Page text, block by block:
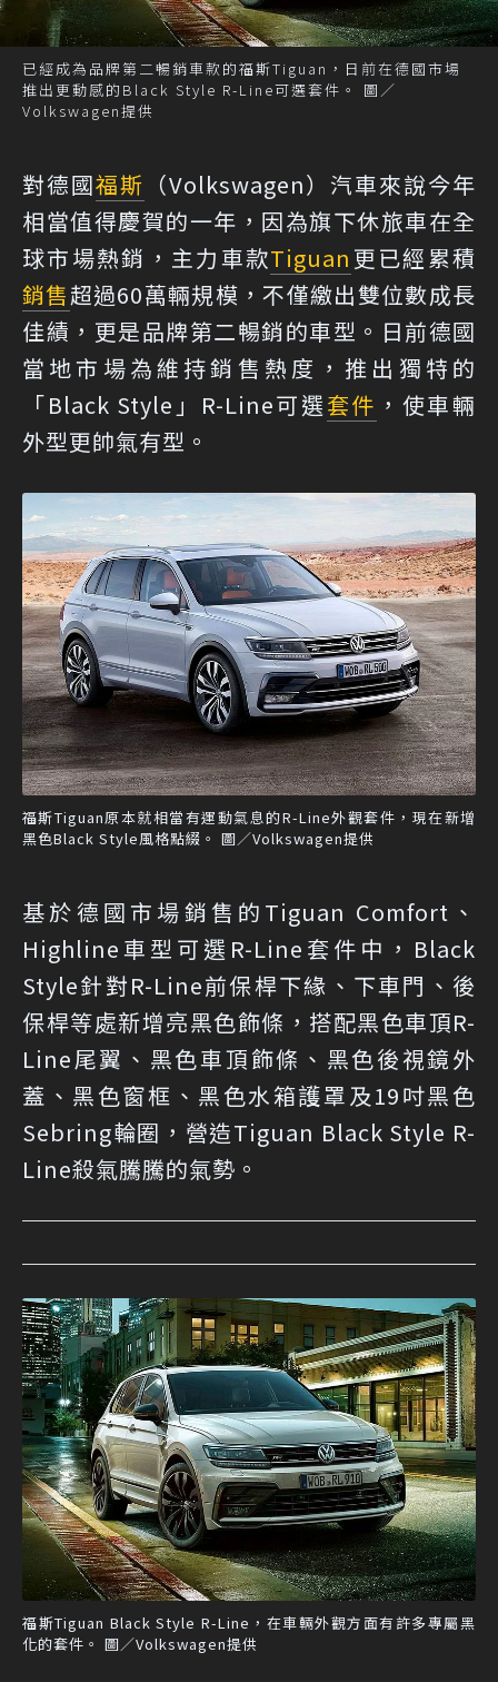
已經成為品牌第二暢銷車款的福斯Tiguan，日前在德國市場
推出更動感的Black Style R-Line可選套件。 圖／
Volkswagen提供
對德國福斯 （Volkswagen）汽車來說今年
相當值得慶賀的一年，因為旗下休旅車在全
球市場熱銷，主力車款Tiguan 更已經累積
銷售超過60萬輛規模，不僅繳出雙位數成長
佳績，更是品牌第二暢銷的車型。日前德國
當地市場為維持銷售熱度，推出獨特的
「Black Style」R-Line可選套件 ，使車輛
外型更帥氣有型。
福斯Tiguan原本就相當有運動氣息的R-Line外觀套件，現在新增
黑色Black Style風格點綴。 圖／Volkswagen提供
基於德國市場銷售的Tiguan Comfort、
Highline車型可選R-Line套件中，Black
Style針對R-Line前保桿下緣、下車門、後
保桿等處新增亮黑色飾條，搭配黑色車頂R-
Line尾翼、黑色車頂飾條、黑色後視鏡外
蓋、黑色窗框、黑色水箱護罩及19吋黑色
Sebring輪圈，營造Tiguan Black Style R-
Line殺氣騰騰的氣勢。
福斯Tiguan Black Style R-Line，在車輛外觀方面有許多專屬黑
化的套件。 圖／Volkswagen提供